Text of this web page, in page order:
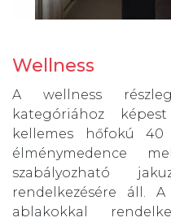
Wellness
A wellness
kategóriához
kellemes hőfokú
élménymedence
szabályozható
rendelkezésére áll.
ablakokkal